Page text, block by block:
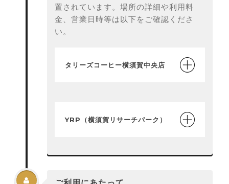
置されています。場所の詳細や利用料
金、営業日時等は以下をご確認くださ
い。
タリーズコーヒー横須賀中央店
YRP（横須賀リサーチパーク）
